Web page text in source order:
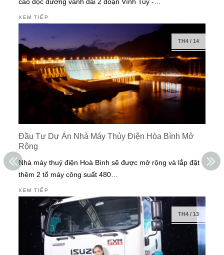
XEM TIẾP
TH4/ 14
Đầu Tư Dự Án Nhà Máy Thủy Điện Hòa Bình Mở
Rộng
Nhà máy thuỷ điện Hoà Bình sẽ được mở rộng và lắp đặt
thêm 2 tổ máy công suất 480…
XEM TIẾP
TH4/ 13